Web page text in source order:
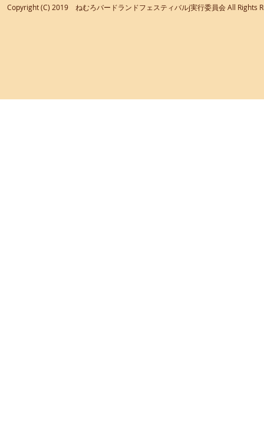
Copyright (C) 2019 ねむろバードランドフェスティバルj実行委員会 All Rights